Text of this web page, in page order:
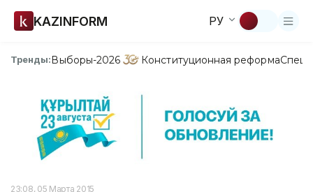
KAZINFORM РУ
Тренды:Выборы-2026 Конституционная реформа
23:08, 05 Марта 2015